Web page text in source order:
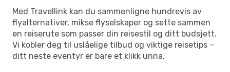
Med Travellink kan du sammenligne hundrevis av
flyalternativer, mikse flyselskaper og sette sammen
en reiserute som passer din reisestil og ditt budsjett.
Vi kobler deg til uslåelige tilbud og viktige reisetips –
ditt neste eventyr er bare et klikk unna.